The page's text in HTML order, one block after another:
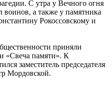
С утра у Вечного огня
воинов, а также у памятника
Рокоссовскому и
приняли
«Свеча памяти». К
заместитель председателя
Мордовской.